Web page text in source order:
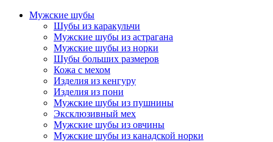
Мужские шубы
Шубы из каракульчи
Мужские шубы из астрагана
Мужские шубы из норки
Шубы больших размеров
Кожа с мехом
Изделия из кенгуру
Изделия из пони
Мужские шубы из пушнины
Эксклюзивный мех
Мужские шубы из овчины
Мужские шубы из канадской норки